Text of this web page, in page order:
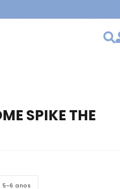
SPIKE THE
5-6 anos